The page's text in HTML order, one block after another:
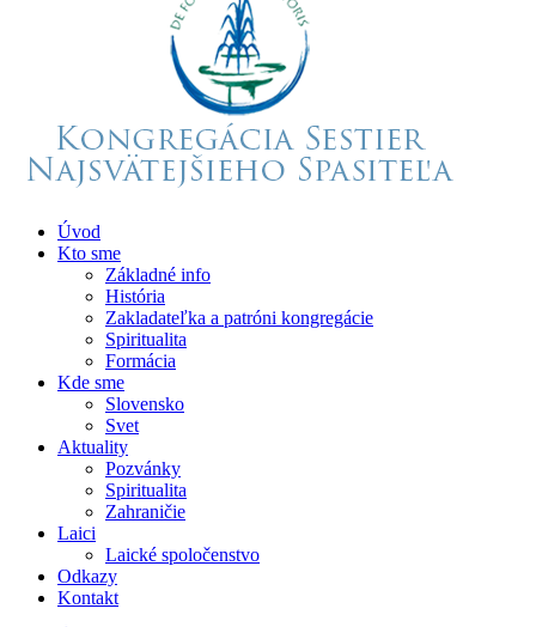
Úvod
Kto sme
Základné info
História
Zakladateľka a patróni kongregácie
Spiritualita
Formácia
Kde sme
Slovensko
Svet
Aktuality
Pozvánky
Spiritualita
Zahraničie
Laici
Laické spoločenstvo
Odkazy
Kontakt